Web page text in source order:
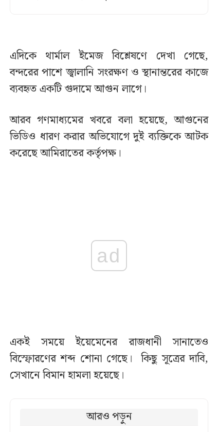
এদিকে থার্মাল ইমেজ বিশ্লেষণে দেখা গেছে,
বন্দরের পাশে জ্বালানি সংরক্ষণ ও স্থানান্তরের কাজে
ব্যবহৃত একটি গুদামে আগুন লাগে।
আরব গণমাধ্যমের খবরে বলা হয়েছে, আগুনের
ভিডিও ধারণ করার অভিযোগে দুই ব্যক্তিকে আটক
করেছে আমিরাতের কর্তৃপক্ষ।
ad
একই সময়ে ইয়েমেনের রাজধানী সানাতেও
বিস্ফোরণের শব্দ শোনা গেছে। কিছু সূত্রের দাবি,
সেখানে বিমান হামলা হয়েছে।
আরও পড়ুন